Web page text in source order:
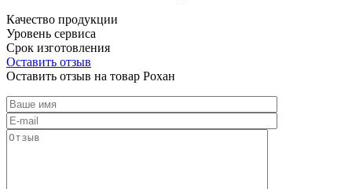
Качество продукции
Уровень сервиса
Срок изготовления
Оставить отзыв
Оставить отзыв на товар Рохан